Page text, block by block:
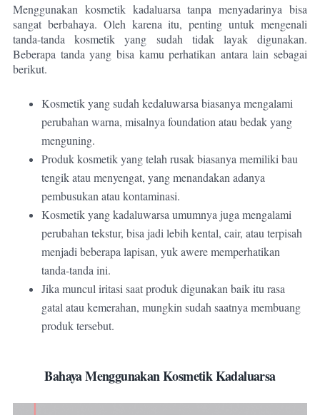
Menggunakan kosmetik kadaluarsa tanpa menyadarinya bisa
sangat berbahaya. Oleh karena itu, penting untuk mengenali
tanda-tanda kosmetik yang sudah tidak layak digunakan.
Beberapa tanda yang bisa kamu perhatikan antara lain sebagai
berikut.
Kosmetik yang sudah kedaluwarsa biasanya mengalami
perubahan warna, misalnya foundation atau bedak yang
menguning.
Produk kosmetik yang telah rusak biasanya memiliki bau
tengik atau menyengat, yang menandakan adanya
pembusukan atau kontaminasi.
Kosmetik yang kadaluwarsa umumnya juga mengalami
perubahan tekstur, bisa jadi lebih kental, cair, atau terpisah
menjadi beberapa lapisan, yuk awere memperhatikan
tanda-tanda ini.
Jika muncul iritasi saat produk digunakan baik itu rasa
gatal atau kemerahan, mungkin sudah saatnya membuang
produk tersebut.
Bahaya Menggunakan Kosmetik Kadaluarsa